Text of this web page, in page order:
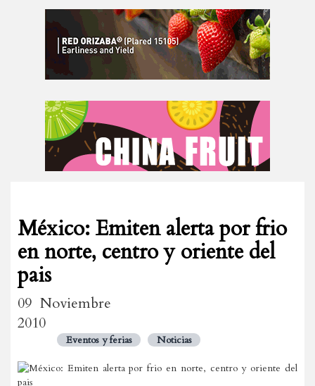
México: Emiten alerta por frio
en norte, centro y oriente del
pais
09 Noviembre
2010
Eventos y ferias Noticias